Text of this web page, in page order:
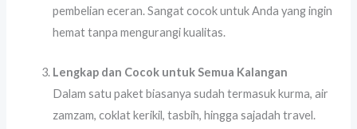
pembelian eceran. Sangat cocok untuk Anda yang ingin
hemat tanpa mengurangi kualitas.
Lengkap dan Cocok untuk Semua Kalangan
Dalam satu paket biasanya sudah termasuk kurma, air
zamzam, coklat kerikil, tasbih, hingga sajadah travel.